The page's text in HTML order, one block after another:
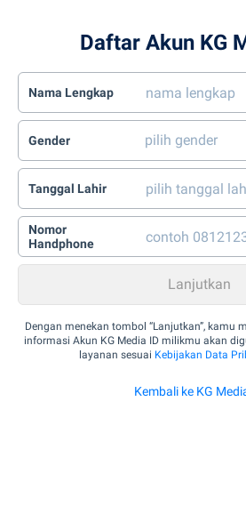
Daftar Akun KG
Nama Lengkap
Gender
Tanggal Lahir
Nomor
Handphone
Dengan menekan tombol “Lanjutkan”, kamu
informasi Akun KG Media ID milikmu akan
layanan sesuai Kebijakan Data
Kembali ke KG